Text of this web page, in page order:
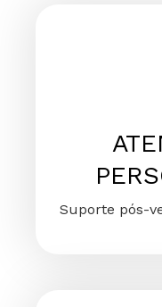
Suporte pós-